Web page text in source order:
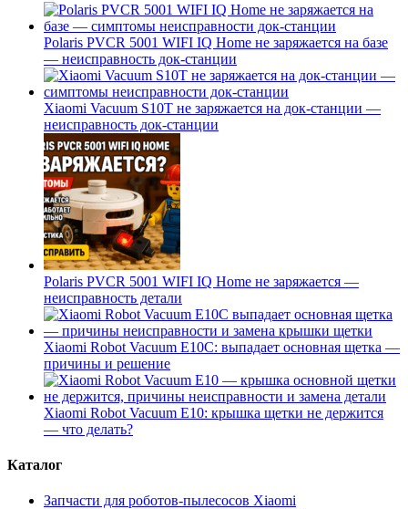
Polaris PVCR 5001 WIFI IQ Home не заряжается на базе
— неисправность док-станции
Xiaomi Vacuum S10T не заряжается на док-станции —
неисправность док-станции
Polaris PVCR 5001 WIFI IQ Home не заряжается —
неисправность детали
Xiaomi Robot Vacuum E10C: выпадает основная щетка —
причины и решение
Xiaomi Robot Vacuum E10: крышка щетки не держится
— что делать?
Каталог
Запчасти для роботов-пылесосов Xiaomi